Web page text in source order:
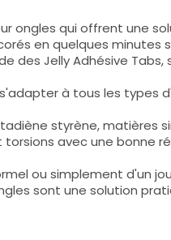
ongles qui offrent une
en quelques minutes
des Jelly Adhésive Tabs,
à tous les types
styrène, matières
avec une bonne
ou simplement d'un
sont une solution